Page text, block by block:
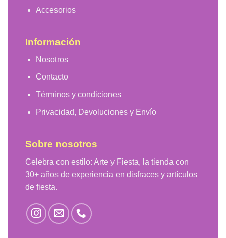
Accesorios
Información
Nosotros
Contacto
Términos y condiciones
Privacidad, Devoluciones y Envío
Sobre nosotros
Celebra con estilo: Arte y Fiesta, la tienda con
30+ años de experiencia en disfraces y artículos
de fiesta.